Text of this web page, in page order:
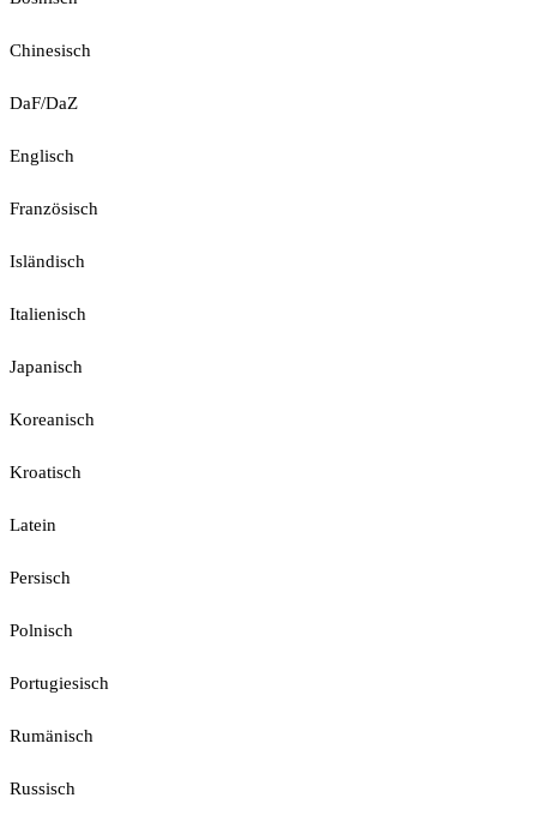
Chinesisch
DaF/DaZ
Englisch
Französisch
Isländisch
Italienisch
Japanisch
Koreanisch
Kroatisch
Latein
Persisch
Polnisch
Portugiesisch
Rumänisch
Russisch